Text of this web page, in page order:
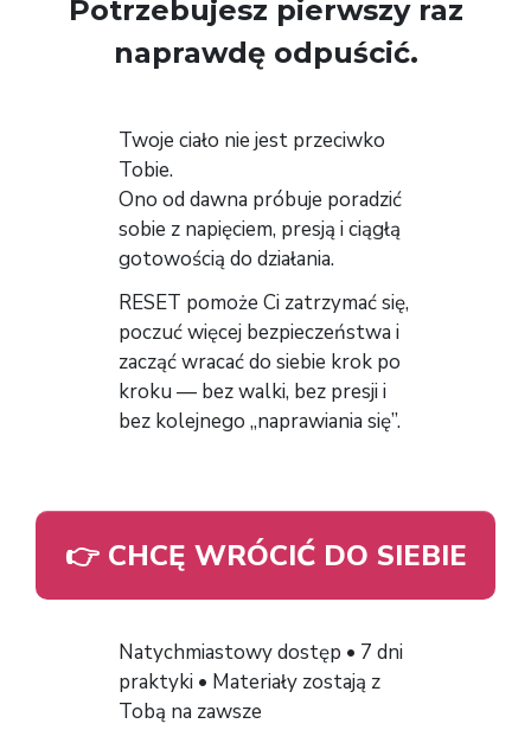
Potrzebujesz pierwszy raz
naprawdę odpuścić.
Twoje ciało nie jest przeciwko
Tobie.
Ono od dawna próbuje poradzić
sobie z napięciem, presją i ciągłą
gotowością do działania.
RESET pomoże Ci zatrzymać się,
poczuć więcej bezpieczeństwa i
zacząć wracać do siebie krok po
kroku — bez walki, bez presji i
bez kolejnego „naprawiania się”.
👉 CHCĘ WRÓCIĆ DO SIEBIE
Natychmiastowy dostęp • 7 dni
praktyki • Materiały zostają z
Tobą na zawsze